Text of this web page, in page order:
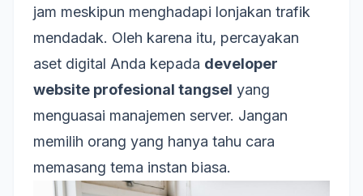
jam meskipun menghadapi lonjakan trafik
mendadak. Oleh karena itu, percayakan
aset digital Anda kepada developer
website profesional tangsel yang
menguasai manajemen server. Jangan
memilih orang yang hanya tahu cara
memasang tema instan biasa.